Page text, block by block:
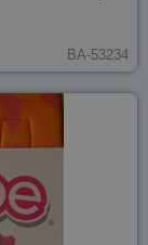
BA-53234